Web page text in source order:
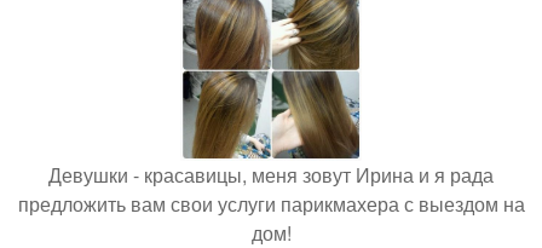
Девушки - красавицы, меня зовут Ирина и я рада
предложить вам свои услуги парикмахера с выездом на
дом!